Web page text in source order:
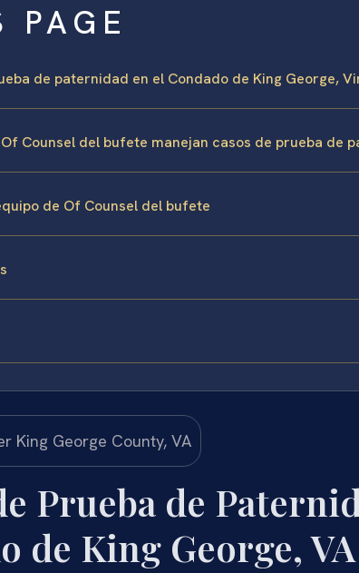
PAGE
de paternidad en el Condado de King George,
Of Counsel del bufete manejan casos de prueba de
de Of Counsel del bufete
Prueba de
de King George, VA